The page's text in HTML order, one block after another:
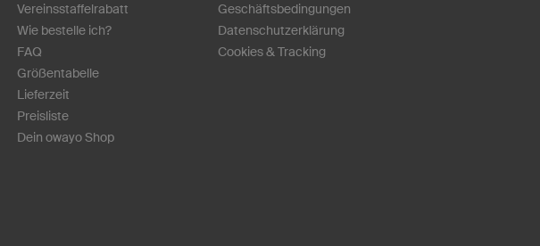
Vereinsstaffelrabatt
Wie bestelle ich?
FAQ
Größentabelle
Lieferzeit
Preisliste
Dein owayo Shop
Geschäftsbedingungen
Datenschutzerklärung
Cookies & Tracking